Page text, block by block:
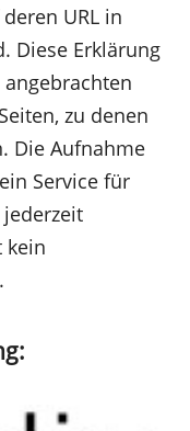
URL in
Diese Erklärung
zu denen
Die Aufnahme
Service für
kein